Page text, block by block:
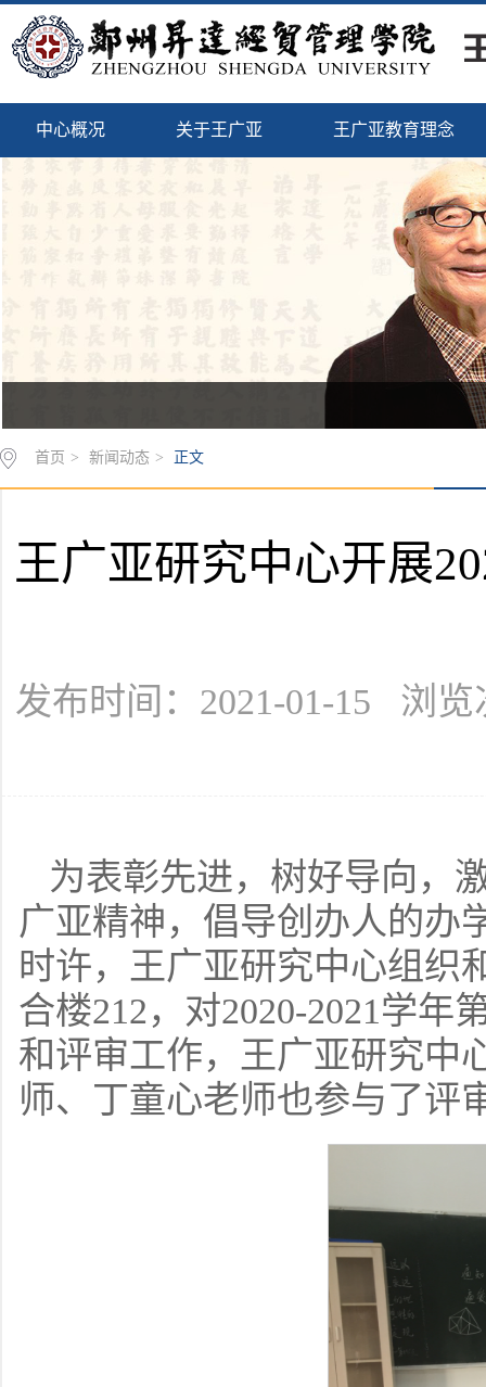
中心概况 关于王广亚 王广亚教育理念
首页 > 新闻动态 > 正文
王广亚研究中心开展
发布时间：2021-01-15 浏览
为表彰先进，树好导向，
广亚精神，倡导创办人的办
时许，王广亚研究中心组织
合楼212，对2020-2021学
和评审工作，王广亚研究中
师、丁童心老师也参与了评